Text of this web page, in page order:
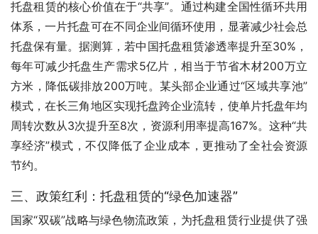
托盘租赁的核心价值在于“共享”。通过构建全国性循环共用
体系，一片托盘可在不同企业间循环使用，显著减少社会总
托盘保有量。据测算，若中国托盘租赁渗透率提升至30%，
每年可减少托盘生产需求5亿片，相当于节省木材200万立
方米，降低碳排放200万吨。某头部企业通过“区域共享池”
模式，在长三角地区实现托盘跨企业流转，使单片托盘年均
周转次数从3次提升至8次，资源利用率提高167%。这种“共
享经济”模式，不仅降低了企业成本，更推动了全社会资源
节约。
三、政策红利：托盘租赁的“绿色加速器”
国家“双碳”战略与绿色物流政策，为托盘租赁行业提供了强